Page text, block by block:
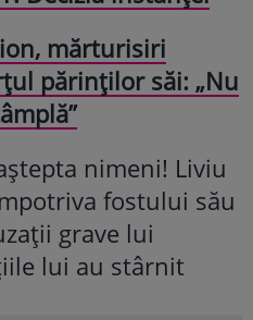
mărturisiri
părinților săi: „Nu